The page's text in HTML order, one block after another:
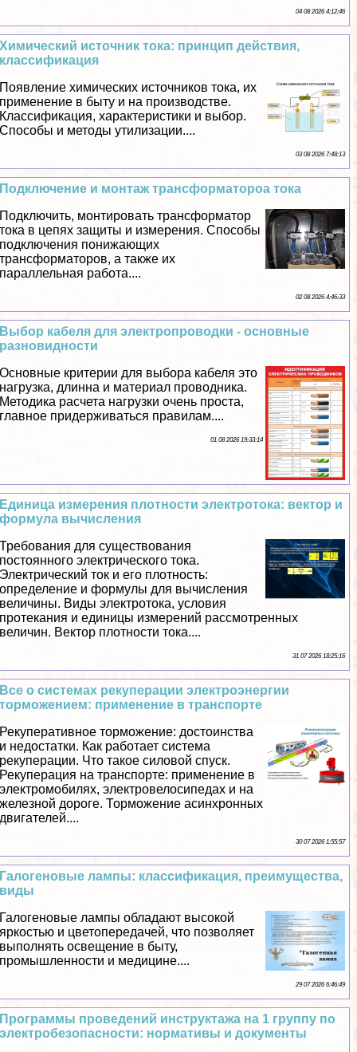
04 08 2026 4:12:46
Химический источник тока: принцип действия,
классификация
Появление химических источников тока, их
применение в быту и на производстве.
Классификация, хаpaктеристики и выбор.
Способы и методы утилизации....
03 08 2026 7:48:13
Подключение и монтаж трaнcформатороа тока
Подключить, монтировать трaнcформатор
тока в цепях защиты и измерения. Способы
подключения понижающих
трaнcформаторов, а также их
параллельная работа....
02 08 2026 4:46:33
Выбор кабеля для электропроводки - основные
разновидности
Основные критерии для выбора кабеля это
нагрузка, длинна и материал проводника.
Методика расчета нагрузки очень проста,
главное придерживаться правилам....
01 08 2026 19:33:14
Единица измерения плотности электротока: вектор и
формула вычисления
Требования для существования
постоянного электрического тока.
Электрический ток и его плотность:
определение и формулы для вычисления
величины. Виды электротока, условия
протекания и единицы измерений рассмотренных
величин. Вектор плотности тока....
31 07 2026 18:25:16
Все о системах рекуперации электроэнергии
торможением: применение в трaнcпорте
Рекуперативное торможение: достоинства
и недостатки. Как работает система
рекуперации. Что такое силовой спуск.
Рекуперация на трaнcпорте: применение в
электромобилях, электровелосипедах и на
железной дороге. Торможение асинхронных
двигателей....
30 07 2026 1:55:57
Галогеновые лампы: классификация, преимущества,
виды
Галогеновые лампы обладают высокой
яркостью и цветопередачей, что позволяет
выполнять освещение в быту,
промышленности и медицине....
29 07 2026 6:46:49
Программы проведений инструктажа на 1 группу по
электробезопасности: нормативы и документы